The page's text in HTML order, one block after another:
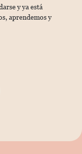
y ya está
aprendemos y